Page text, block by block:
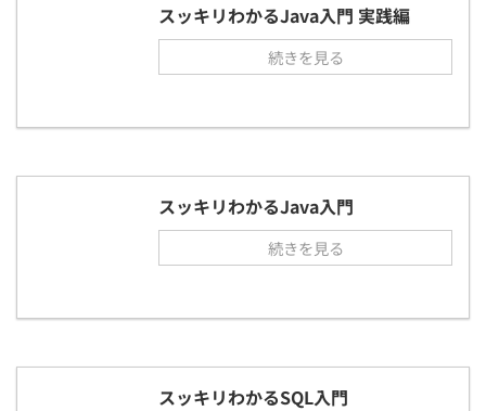
スッキリわかるJava入門 実践編
続きを見る
スッキリわかるJava入門
続きを見る
スッキリわかるSQL入門